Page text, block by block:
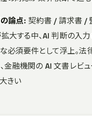
論点: 契約書 / 請求書 /
大する中、AI 判断の
必須要件として浮上。法
金融機関の AI 文書レビ
きい